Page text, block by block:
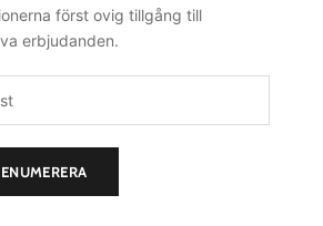
först ovig tillgång till
erbjudanden.